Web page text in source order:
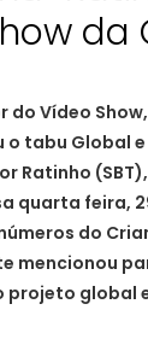
da
do Vídeo
o tabu Global
Ratinho
quarta feira,
do
mencionou
projeto global